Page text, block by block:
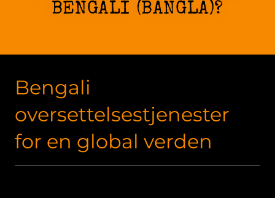
BENGALI (BANGLA)?
Bengali
oversettelsestjenester
for en global verden